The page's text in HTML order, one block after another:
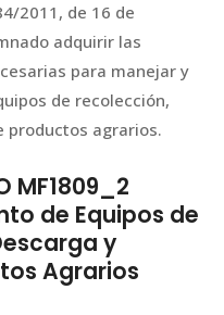
2011, de 16 de
adquirir las
para manejar y
de recolección,
productos agrarios.
MF1809_2
de Equipos de
y
Agrarios